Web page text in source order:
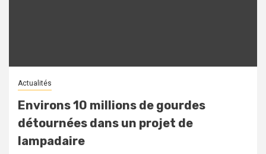
Actualités
Environs 10 millions de gourdes
détournées dans un projet de
lampadaire